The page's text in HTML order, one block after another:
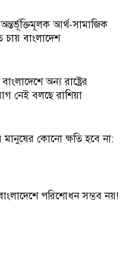
আর্থ-সামাজিক
চায় বাংলাদেশ
অন্য রাষ্ট্রের
নেই বলছে রাশিয়া
কোনো ক্ষতি হবে না:
পরিশোধন সম্ভব নয়!